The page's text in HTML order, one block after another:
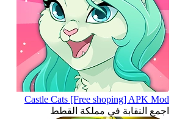
Castle Cats [Free shoping] APK Mod
اجمع النقابة في مملكة القطط